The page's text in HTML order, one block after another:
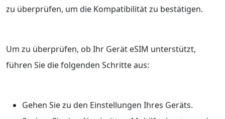
zu überprüfen, um die Kompatibilität zu bestätigen.
Um zu überprüfen, ob Ihr Gerät eSIM unterstützt,
führen Sie die folgenden Schritte aus:
Gehen Sie zu den Einstellungen Ihres Geräts.